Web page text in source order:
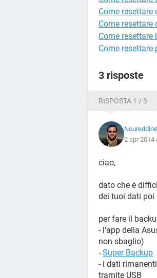
Come
Come resettare
Come resettare
Come resettare
3 risposte
RISPOSTA 1 / 3
2 apr 2014
ciao,
dato che è
dei tuoi dati poi
per fare il
- l'app della
non sbaglio)
- Super Backup
- i dati
tramite USB